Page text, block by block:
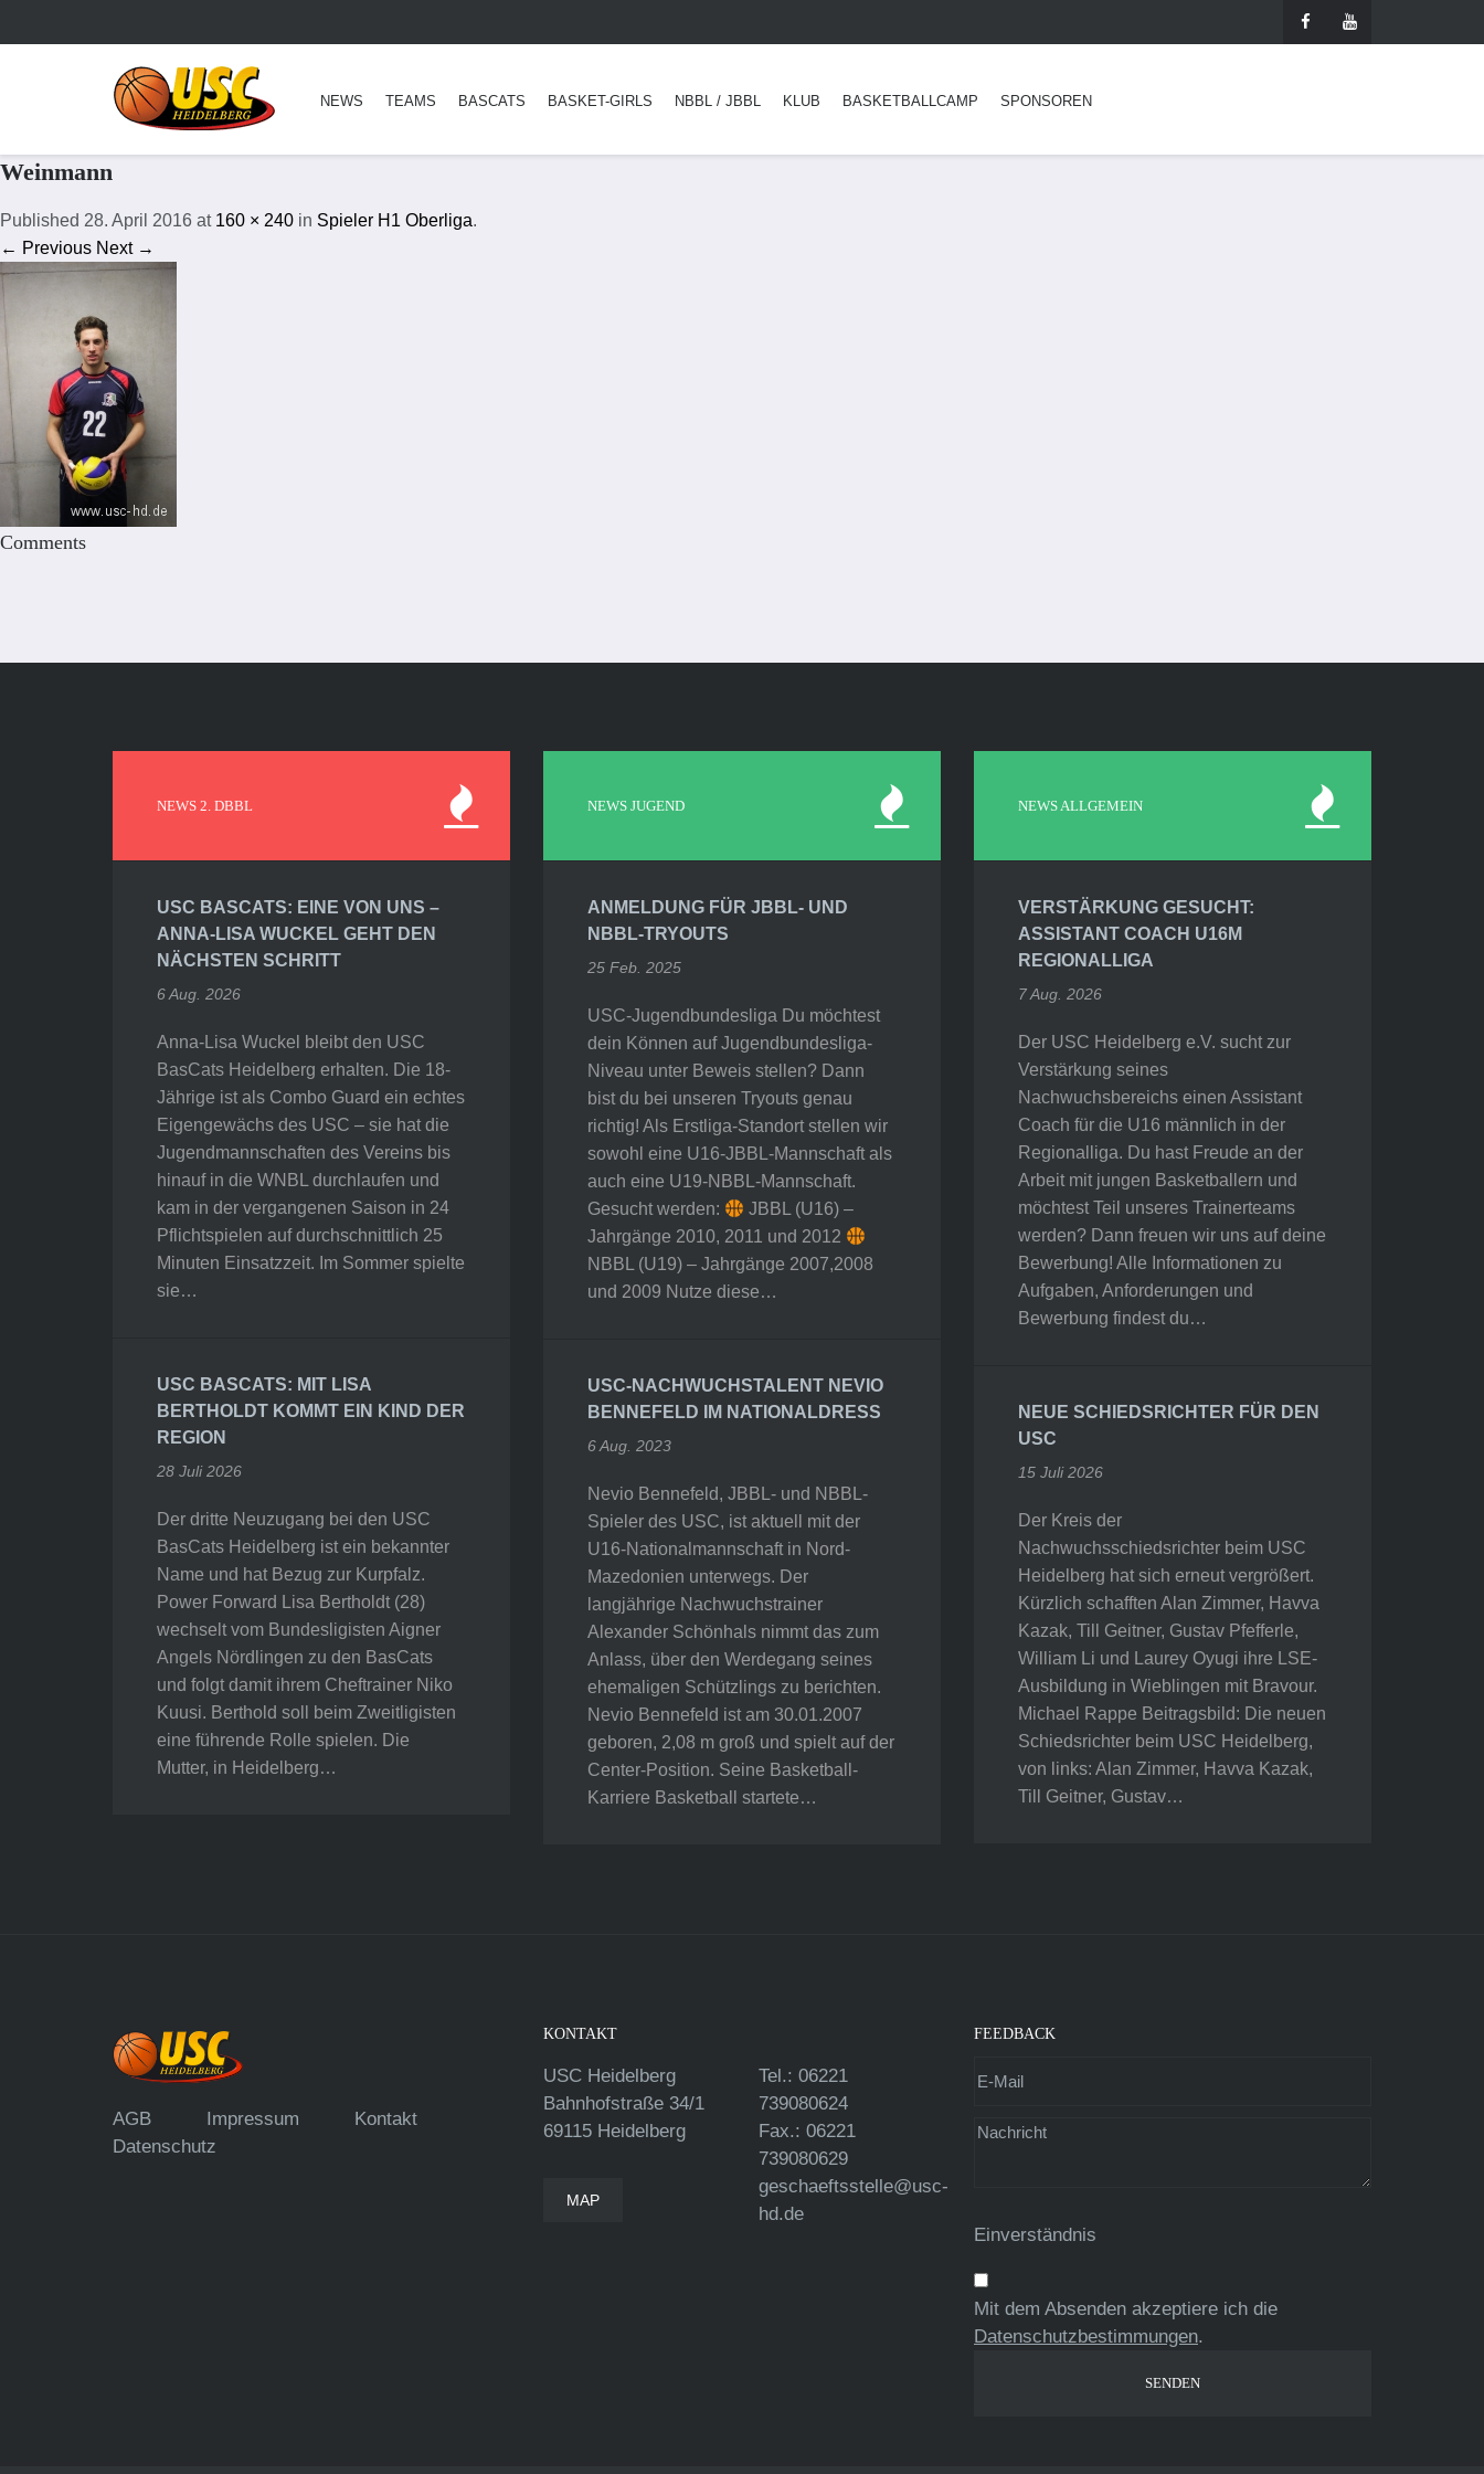
NEWS TEAMS BASCATS BASKET-GIRLS NBBL / JBBL KLUB BASKETBALLCAMP SPONSOREN
Weinmann
Published 28. April 2016 at 160 × 240 in Spieler H1 Oberliga.
← Previous Next →
Comments
NEWS 2. DBBL
USC BASCATS: EINE VON UNS –
ANNA-LISA WUCKEL GEHT DEN
NÄCHSTEN SCHRITT
6 Aug. 2026
Anna-Lisa Wuckel bleibt den USC
BasCats Heidelberg erhalten. Die 18-
Jährige ist als Combo Guard ein echtes
Eigengewächs des USC – sie hat die
Jugendmannschaften des Vereins bis
hinauf in die WNBL durchlaufen und
kam in der vergangenen Saison in 24
Pflichtspielen auf durchschnittlich 25
Minuten Einsatzzeit. Im Sommer spielte
sie…
USC BASCATS: MIT LISA
BERTHOLDT KOMMT EIN KIND DER
REGION
28 Juli 2026
Der dritte Neuzugang bei den USC
BasCats Heidelberg ist ein bekannter
Name und hat Bezug zur Kurpfalz.
Power Forward Lisa Bertholdt (28)
wechselt vom Bundesligisten Aigner
Angels Nördlingen zu den BasCats
und folgt damit ihrem Cheftrainer Niko
Kuusi. Berthold soll beim Zweitligisten
eine führende Rolle spielen. Die
Mutter, in Heidelberg…
NEWS JUGEND
ANMELDUNG FÜR JBBL- UND
NBBL-TRYOUTS
25 Feb. 2025
USC-Jugendbundesliga Du möchtest
dein Können auf Jugendbundesliga-
Niveau unter Beweis stellen? Dann
bist du bei unseren Tryouts genau
richtig! Als Erstliga-Standort stellen wir
sowohl eine U16-JBBL-Mannschaft als
auch eine U19-NBBL-Mannschaft.
Gesucht werden:
JBBL (U16) –
Jahrgänge 2010, 2011 und 2012
NBBL (U19) – Jahrgänge 2007,2008
und 2009 Nutze diese…
USC-NACHWUCHSTALENT NEVIO
BENNEFELD IM NATIONALDRESS
6 Aug. 2023
Nevio Bennefeld, JBBL- und NBBL-
Spieler des USC, ist aktuell mit der
U16-Nationalmannschaft in Nord-
Mazedonien unterwegs. Der
langjährige Nachwuchstrainer
Alexander Schönhals nimmt das zum
Anlass, über den Werdegang seines
ehemaligen Schützlings zu berichten.
Nevio Bennefeld ist am 30.01.2007
geboren, 2,08 m groß und spielt auf der
Center-Position. Seine Basketball-
Karriere Basketball startete…
NEWS ALLGEMEIN
VERSTÄRKUNG GESUCHT:
ASSISTANT COACH U16M
REGIONALLIGA
7 Aug. 2026
Der USC Heidelberg e.V. sucht zur
Verstärkung seines
Nachwuchsbereichs einen Assistant
Coach für die U16 männlich in der
Regionalliga. Du hast Freude an der
Arbeit mit jungen Basketballern und
möchtest Teil unseres Trainerteams
werden? Dann freuen wir uns auf deine
Bewerbung! Alle Informationen zu
Aufgaben, Anforderungen und
Bewerbung findest du…
NEUE SCHIEDSRICHTER FÜR DEN
USC
15 Juli 2026
Der Kreis der
Nachwuchsschiedsrichter beim USC
Heidelberg hat sich erneut vergrößert.
Kürzlich schafften Alan Zimmer, Havva
Kazak, Till Geitner, Gustav Pfefferle,
William Li und Laurey Oyugi ihre LSE-
Ausbildung in Wieblingen mit Bravour.
Michael Rappe Beitragsbild: Die neuen
Schiedsrichter beim USC Heidelberg,
von links: Alan Zimmer, Havva Kazak,
Till Geitner, Gustav…
AGB Impressum
Kontakt
Datenschutz
KONTAKT
USC Heidelberg
Bahnhofstraße 34/1
69115 Heidelberg
MAP
Tel.: 06221
739080624
Fax.: 06221
739080629
geschaeftsstelle@usc-
hd.de
FEEDBACK
Einverständnis
Mit dem Absenden akzeptiere ich die
Datenschutzbestimmungen.